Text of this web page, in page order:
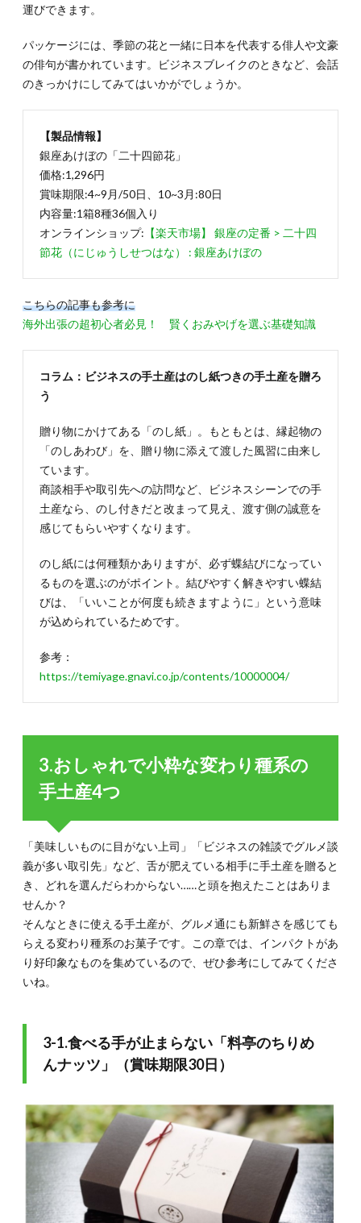
運びできます。
パッケージには、季節の花と一緒に日本を代表する俳人や文豪
の俳句が書かれています。ビジネスブレイクのときなど、会話
のきっかけにしてみてはいかがでしょうか。
【製品情報】
銀座あけぼの「二十四節花」
価格:1,296円
賞味期限:4~9月/50日、10~3月:80日
内容量:1箱8種36個入り
オンラインショップ: 【楽天市場】 銀座の定番 > 二十四
節花（にじゅうしせつはな） : 銀座あけぼの
こちらの記事も参考に
海外出張の超初心者必見！ 賢くおみやげを選ぶ基礎知識
コラム：ビジネスの手土産はのし紙つきの手土産を贈ろ
う
贈り物にかけてある「のし紙」。もともとは、縁起物の
「のしあわび」を、贈り物に添えて渡した風習に由来し
ています。
商談相手や取引先への訪問など、ビジネスシーンでの手
土産なら、のし付きだと改まって見え、渡す側の誠意を
感じてもらいやすくなります。
のし紙には何種類かありますが、必ず蝶結びになってい
るものを選ぶのがポイント。結びやすく解きやすい蝶結
びは、「いいことが何度も続きますように」という意味
が込められているためです。
参考：
https://temiyage.gnavi.co.jp/contents/10000004/
3.おしゃれで小粋な変わり種系の
手土産4つ
「美味しいものに目がない上司」「ビジネスの雑談でグルメ談
義が多い取引先」など、舌が肥えている相手に手土産を贈ると
き、どれを選んだらわからない……と頭を抱えたことはありま
せんか？
そんなときに使える手土産が、グルメ通にも新鮮さを感じても
らえる変わり種系のお菓子です。この章では、インパクトがあ
り好印象なものを集めているので、ぜひ参考にしてみてくださ
いね。
3-1.食べる手が止まらない「料亭のちりめ
んナッツ」（賞味期限30日）